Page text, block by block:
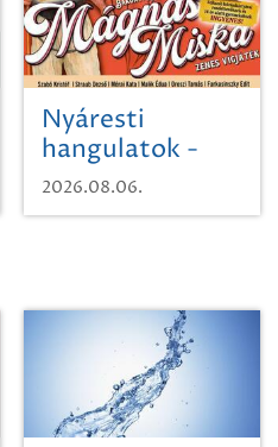
Nyáresti
hangulatok -
Mágnás Miska
2026.08.06.